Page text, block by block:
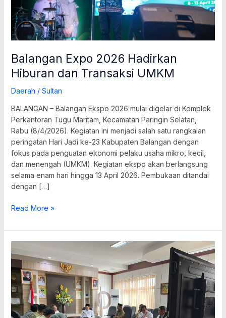
Balangan Expo 2026 Hadirkan
Hiburan dan Transaksi UMKM
Daerah / Sultan
BALANGAN – Balangan Ekspo 2026 mulai digelar di Komplek
Perkantoran Tugu Maritam, Kecamatan Paringin Selatan,
Rabu (8/4/2026). Kegiatan ini menjadi salah satu rangkaian
peringatan Hari Jadi ke-23 Kabupaten Balangan dengan
fokus pada penguatan ekonomi pelaku usaha mikro, kecil,
dan menengah (UMKM). Kegiatan ekspo akan berlangsung
selama enam hari hingga 13 April 2026. Pembukaan ditandai
dengan […]
Read More »
Rencanakan
Daops
Karhutla
di
Balangan,
Pemkab